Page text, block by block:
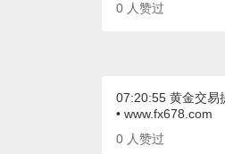
0 人赞过
07:20:55 黄金交易
• www.fx678.com
0 人赞过